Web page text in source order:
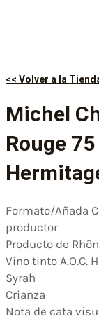
<< Volver a la
Michel
Rouge
Formato/Añada
productor
Producto de
Vino tinto A.O.C.
Syrah
Crianza
Nota de cata